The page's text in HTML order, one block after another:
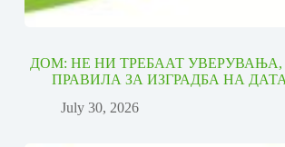
ДОМ: НЕ НИ ТРЕБААТ УВЕРУВАЊА,
ПРАВИЛА ЗА ИЗГРАДБА НА
July 30, 2026